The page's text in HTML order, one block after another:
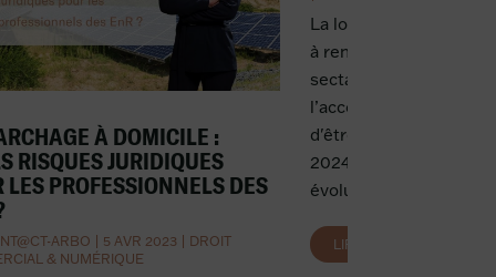
À DOMICILE :
RISQUES JURIDIQUES
LES PROFESSIONNELS DES
ARBO 5 AVR 2023
DROIT
& NUMÉRIQUE
La loi n° 2024-420 du
à renforcer la lutte
sectaires et à
l’accompagnement
d'être publiée au
2024. Cette loi entend
évolutions du
LIRE PLUS